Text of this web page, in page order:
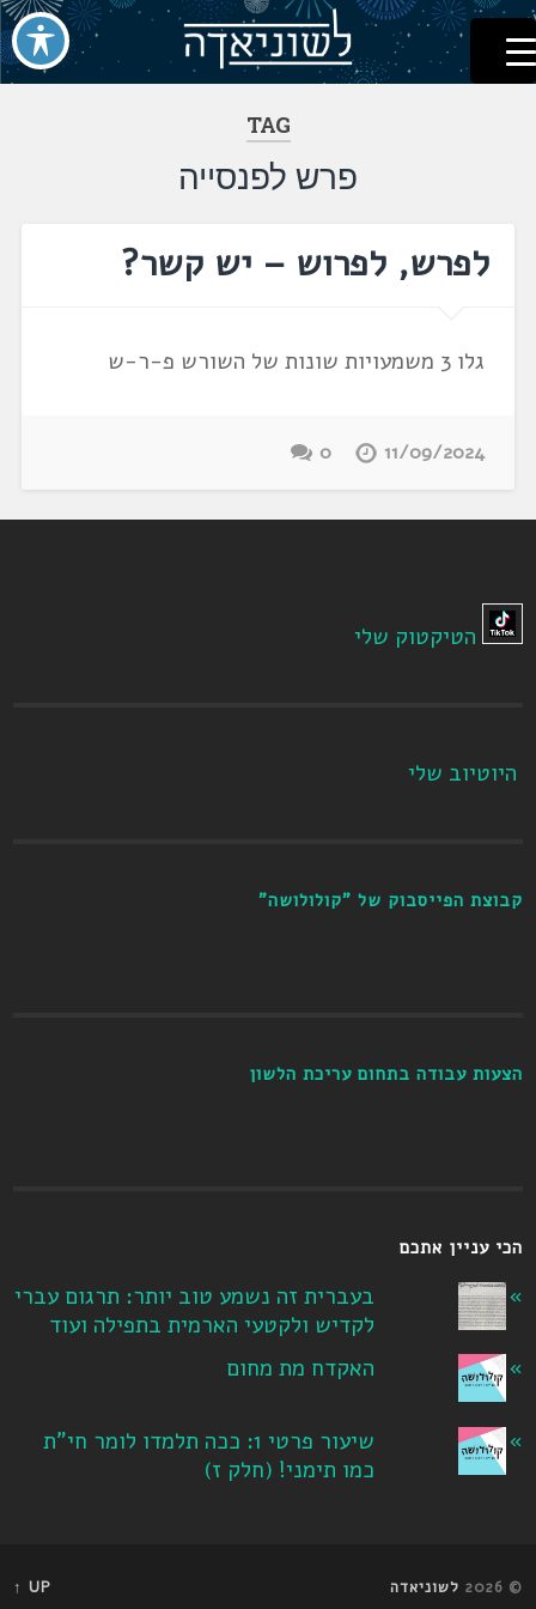
דלג
לתוכן
לשוניאדה
עברית. לשון. שפה
TAG
פרש לפנסייה
לפרש, לפרוש – יש קשר?
גלו 3 משמעויות שונות של השורש פ-ר-ש
11/09/2024
0
הטיקטוק שלי
היוטיוב שלי
קבוצת הפייסבוק של "קולולושה"
הצעות עבודה בתחום עריכת הלשון
הכי עניין אתכם
בעברית זה נשמע טוב יותר: תרגום עברי
לקדיש ולקטעי הארמית בתפילה ועוד
האקדח מת מחום
שיעור פרטי 1: ככה תלמדו לומר חי"ת
כמו תימני! ‏(חלק ז‏)
© 2026 לשוניאדה UP ↑